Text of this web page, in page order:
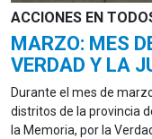
ACCIONES EN
MARZO: MES
VERDAD Y LA
Durante el mes de
distritos de la provincia
la Memoria, por la